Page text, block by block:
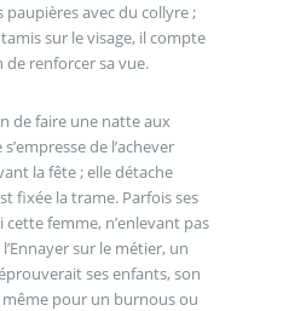
paupières avec du collyre ;
sur le visage, il compte
de renforcer sa vue.
de faire une natte aux
de l’achever
la fête ; elle détache
fixée la trame. Parfois ses
cette femme, n’enlevant pas
sur le métier, un
ses enfants, son
même pour un burnous ou